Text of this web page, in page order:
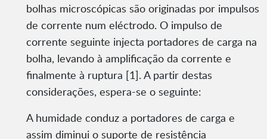
bolhas microscópicas são originadas por impulsos
de corrente num eléctrodo. O impulso de
corrente seguinte injecta portadores de carga na
bolha, levando à amplificação da corrente e
finalmente à ruptura [1]. A partir destas
considerações, espera-se o seguinte:
A humidade conduz a portadores de carga e
assim diminui o suporte de resistência